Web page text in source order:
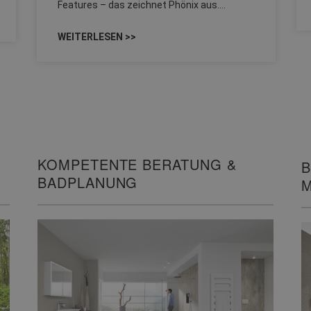
Features – das zeichnet Phönix aus.…
WEITERLESEN >>
KOMPETENTE BERATUNG &
BADPLANUNG